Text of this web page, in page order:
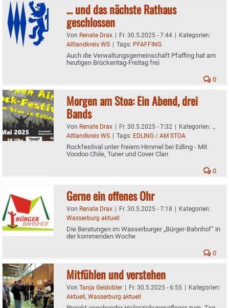
… und das nächste Rathaus
geschlossen
Von Renate Drax | Fr. 30.5.2025 - 7:44 | Kategorien:
Altlandkreis WS | Tags: PFAFFING
Auch die Verwaltungsgemeinschaft Pfaffing hat am
heutigen Brückentag-Freitag frei
0
Morgen am Stoa: Ein Abend, drei
Bands
Von Renate Drax | Fr. 30.5.2025 - 7:32 | Kategorien: .,
Altlandkreis WS | Tags: EDLING / AM STOA
Rockfestival unter freiem Himmel bei Edling - Mit
Voodoo Chile, Tuner und Cover Clan
0
Gerne ein offenes Ohr
Von Renate Drax | Fr. 30.5.2025 - 7:18 | Kategorien:
Wasserburg aktuell
Die Beratungen im Wasserburger „Bürger-Bahnhof“ in
der kommenden Woche
0
Mitfühlen und verstehen
Von Tanja Geidobler | Fr. 30.5.2025 - 6:55 | Kategorien:
Aktuell, Wasserburg aktuell